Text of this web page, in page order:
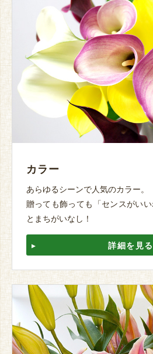
カラー
あらゆるシーンで人気のカラー。
贈っても飾っても「センスがい
とまちがいなし！
詳細を見る